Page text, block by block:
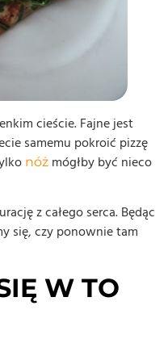
cieście. Fajne jest
samemu pokroić pizzę
nóż mógłby być nieco
z całego serca. Będąc
się, czy ponownie tam
W TO